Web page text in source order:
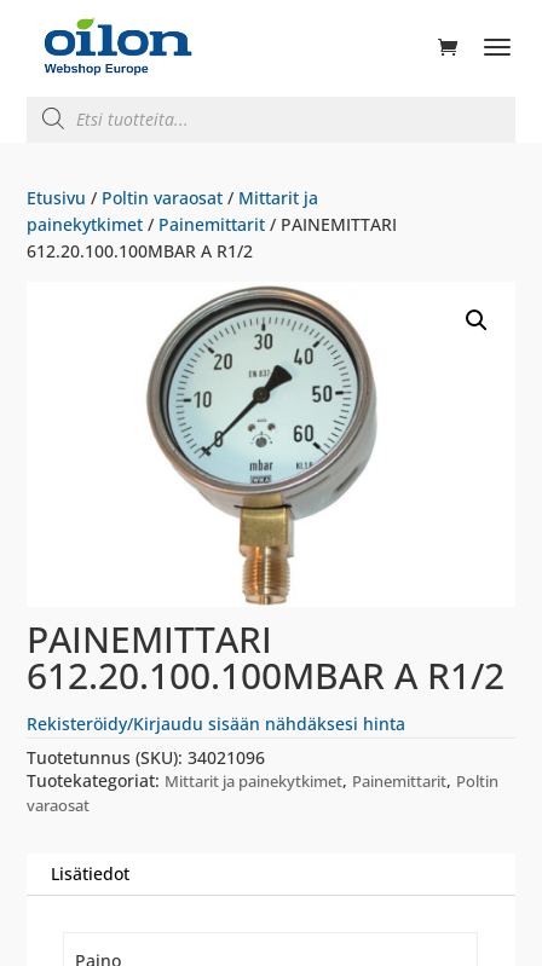
search
Etusivu / Poltin varaosat / Mittarit ja
painekytkimet / Painemittarit / PAINEMITTARI
612.20.100.100MBAR A R1/2
PAINEMITTARI
612.20.100.100MBAR A R1/2
Rekisteröidy/Kirjaudu sisään nähdäksesi hinta
Tuotetunnus (SKU):34021096
Tuotekategoriat: Mittarit ja painekytkimet, Painemittarit, Poltin
varaosat
Lisätiedot
Paino